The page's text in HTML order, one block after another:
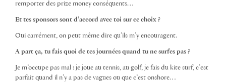
remporter des prize money conséquents…
Et tes sponsors sont d’accord avec toi sur ce choix ?
Oui carrément, on peut même dire qu’ils m’y encouragent.
A part ça, tu fais quoi de tes journées quand tu ne surfes pas ?
Je m’occupe pas mal : je joue au tennis, au golf, je fais du kite surf, c’est
parfait quand il n’y a pas de vagues ou que c’est onshore…